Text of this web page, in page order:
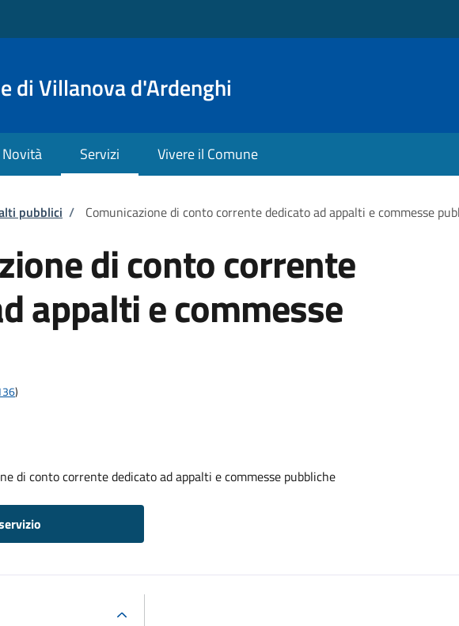
di Villanova d'Ardenghi
Novità Servizi Vivere il Comune
pubblici / Comunicazione di conto corrente dedicato ad appalti e commesse
di conto corrente
appalti e commesse
)
di conto corrente dedicato ad appalti e commesse pubbliche